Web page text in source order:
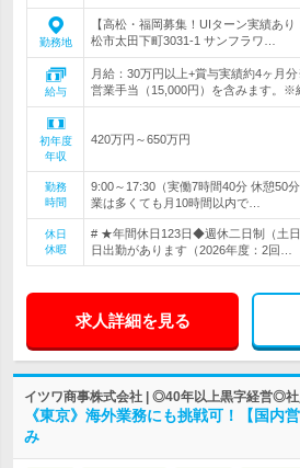
勤務地
【高松・福岡募集！UIターン実績あ
松市太田下町3031-1 サンフラワ…
給与
月給：30万円以上+賞与実績約4ヶ月
営業手当（15,000円）を含みます。※
初年度
年収
420万円～650万円
勤務
時間
9:00～17:30（実働7時間40分 休憩
業は多くても月10時間以内で…
休日
休暇
# ★年間休日123日◆週休二日制（土
日出勤があります（2026年度：2回…
求人詳細を見る
イツワ商事株式会社 | ◎40年以上黒字経営◎
《東京》海外業務にも挑戦可！【国内
み